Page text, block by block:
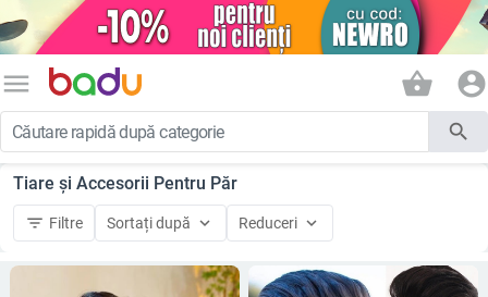
menu shopping_basket account_circle
search
Tiare și Accesorii Pentru Păr
filter_list Filtre Sortați după keyboard_arrow_down Reduceri keyboard_arrow_down